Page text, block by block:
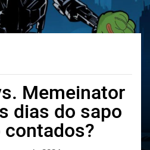
Memeinator
dias do sapo